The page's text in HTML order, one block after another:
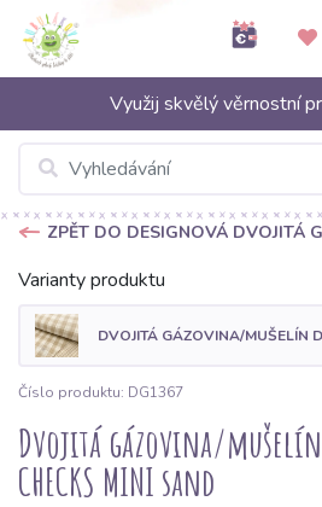
Využij skvělý věrnostní
ZPĚT DO DESIGNOVÁ DVOJITÁ
Varianty produktu
DVOJITÁ GÁZOVINA/MUŠELÍN
Číslo produktu: DG1367
Dvojitá gázovina/mušelín
CHECKS MINI sand